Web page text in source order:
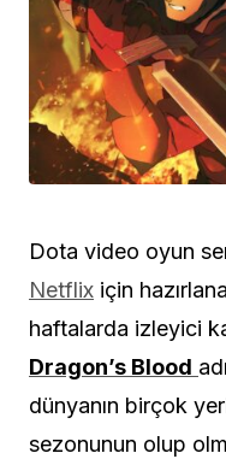
Dota video oyun
Netflix için
haftalarda izleyici
Dragon’s Blood
dünyanın birçok
sezonunun olup